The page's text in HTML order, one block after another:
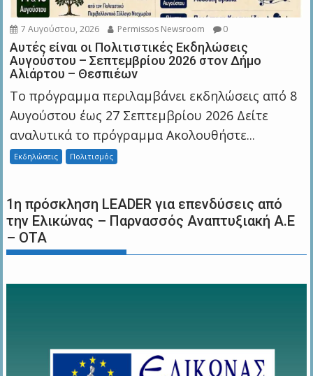
7 Αυγούστου, 2026 Permissos Newsroom 0
Αυτές είναι οι Πολιτιστικές Εκδηλώσεις
Αυγούστου – Σεπτεμβρίου 2026 στον Δήμο
Αλιάρτου – Θεσπιέων
Το πρόγραμμα περιλαμβάνει εκδηλώσεις από 8
Αυγούστου έως 27 Σεπτεμβρίου 2026 Δείτε
αναλυτικά το πρόγραμμα Ακολουθήστε...
Εκδηλώσεις Πολιτισμός
1η πρόσκληση LEADER για επενδύσεις από
την Ελικώνας – Παρνασσός Αναπτυξιακή Α.Ε
– ΟΤΑ